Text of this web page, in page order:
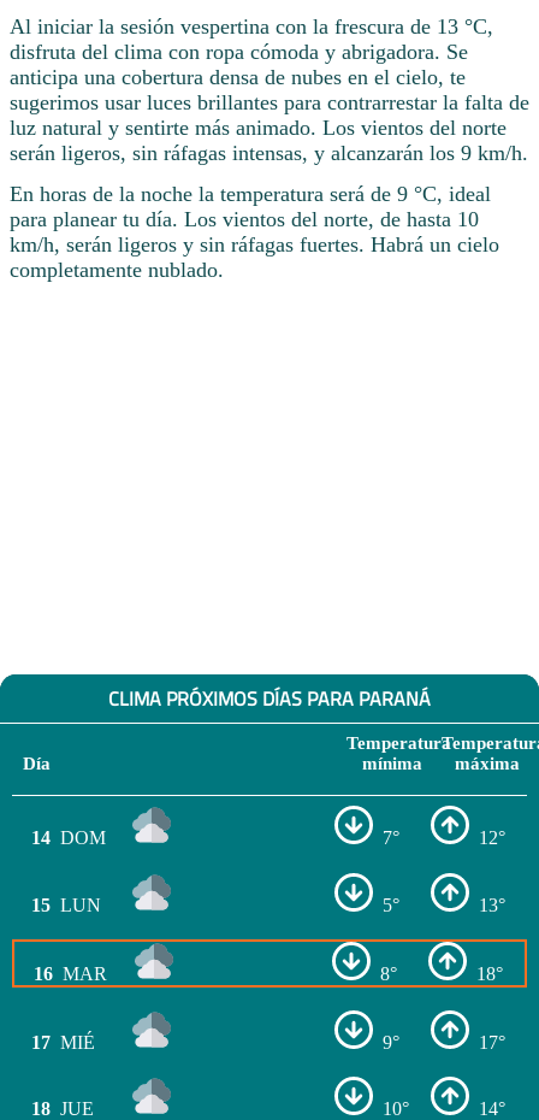
Al iniciar la sesión vespertina con la frescura de 13 °C,
disfruta del clima con ropa cómoda y abrigadora. Se
anticipa una cobertura densa de nubes en el cielo, te
sugerimos usar luces brillantes para contrarrestar la falta de
luz natural y sentirte más animado. Los vientos del norte
serán ligeros, sin ráfagas intensas, y alcanzarán los 9 km/h.
En horas de la noche la temperatura será de 9 °C, ideal
para planear tu día. Los vientos del norte, de hasta 10
km/h, serán ligeros y sin ráfagas fuertes. Habrá un cielo
completamente nublado.
CLIMA PRÓXIMOS DÍAS PARA PARANÁ
Día
Temperatura
mínima
máxima
14 DOM 7° 12°
15 LUN 5° 13°
16 MAR 8° 18°
17 MIÉ 9° 17°
18 JUE 10° 14°